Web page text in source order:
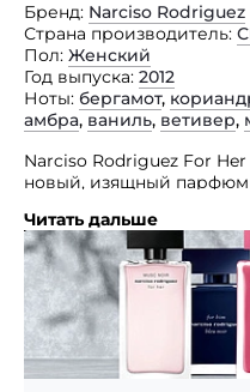
Бренд Narciso Rodriguez
Страна производитель
Пол Женский
Год выпуска 2012
Ноты бергамот,
амбра, ваниль, ветивер,
Narciso Rodriguez For
новый, изящный парфюм
Цветочная древесно-
мускус, как основа,
апельсинового цвета,
кориандра, амбры и
Читать дальше